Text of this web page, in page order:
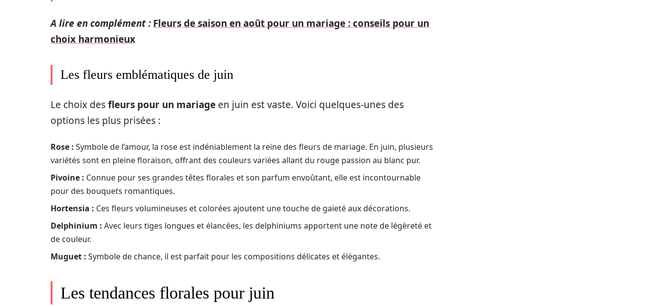
A lire en complément : Fleurs de saison en août pour un mariage : conseils pour un
choix harmonieux
Les fleurs emblématiques de juin
Le choix desfleurs pour un mariage en juin est vaste. Voici quelques-unes des
options les plus prisées :
Rose : Symbole de l’amour, la rose est indéniablement la reine des fleurs de mariage. En juin, plusieurs
variétés sont en pleine floraison, offrant des couleurs variées allant du rouge passion au blanc pur.
Pivoine : Connue pour ses grandes têtes florales et son parfum envoûtant, elle est incontournable
pour des bouquets romantiques.
Hortensia : Ces fleurs volumineuses et colorées ajoutent une touche de gaieté aux décorations.
Delphinium : Avec leurs tiges longues et élancées, les delphiniums apportent une note de légèreté et
de couleur.
Muguet : Symbole de chance, il est parfait pour les compositions délicates et élégantes.
Les tendances florales pour juin